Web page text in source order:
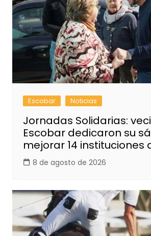
Escobar Noticias
Jornadas Solidarias:
Escobar dedicaron su
mejorar 14 instituciones
8 de agosto de 2026